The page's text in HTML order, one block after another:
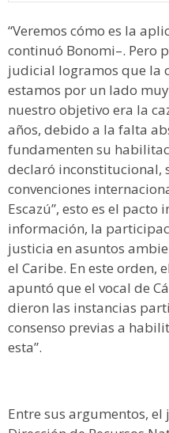
“Veremos cómo es la
continuó Bonomi–. Pero
judicial logramos que la
estamos por un lado
nuestro objetivo era la
años, debido a la falta
fundamenten su
declaró inconstitucional,
convenciones
Escazú”, esto es el pacto
información, la
justicia en asuntos
el Caribe. En este orden,
apuntó que el vocal de
dieron las instancias
consenso previas a
esta”.
Entre sus argumentos, el